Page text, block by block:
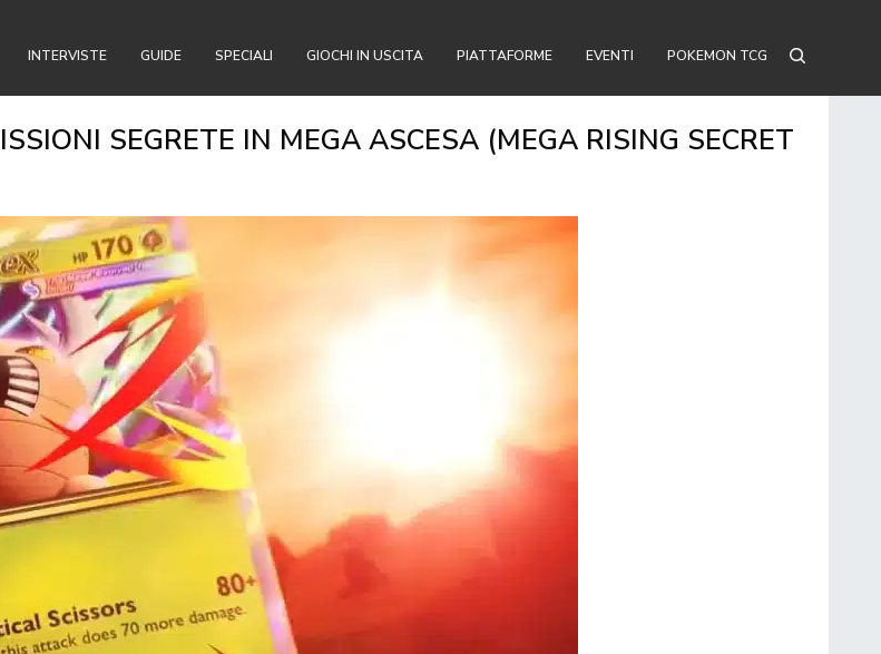
INTERVISTE GUIDE SPECIALI GIOCHI IN USCITA PIATTAFORME EVENTI POKEMON TCG
SEGRETE IN MEGA ASCESA (MEGA RISING SECRET